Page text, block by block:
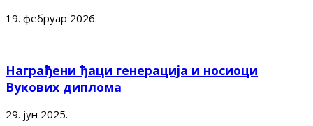
19. фебруар 2026.
Награђени ђаци генерација и носиоци
Вукових диплома
29. јун 2025.